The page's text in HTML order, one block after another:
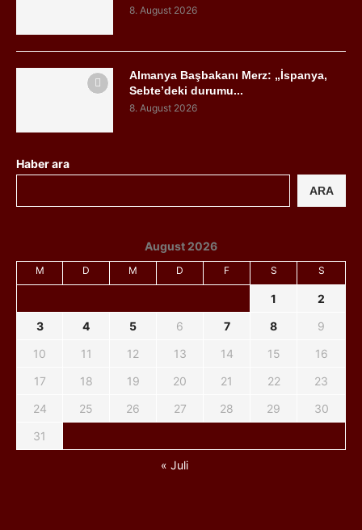
8. August 2026
Almanya Başbakanı Merz: „İspanya,
Sebte’deki durumu...
8. August 2026
Haber ara
ARA
August 2026
M D M D F S S
1
2
3
4 5 6 7 8
9
10
11 12 13 14 15
16
17
18 19 20 21 22
23
24
25 26 27 28 29
30
31
« Juli